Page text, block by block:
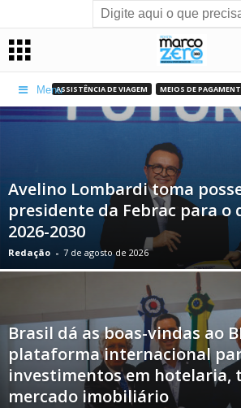
MenuASSISTÊNCIA DE VIAGEM MEIOS DE
Avelino Lombardi toma
presidente da Febrac para o
2026-2030
Redação - 7 de agosto de 2026
Brasil dá as boas-vindas ao
plataforma internacional
investimentos em hotelaria,
mercado imobiliário